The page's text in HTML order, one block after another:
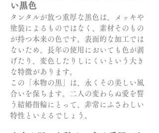
い黒色
タンタルが放つ重厚な黒色は、メッキや
塗装によるものではなく、素材そのもの
が持つ本来の色です。表面的な加工では
ないため、長年の使用においても色が剥
げたり、変色したりしにくいという大き
な特徴があります。
この「本物の黒」は、永くその美しい風
合いを保ちます。二人の変わらぬ愛を誓
う結婚指輪にとって、非常にふさわしい
特性といえるでしょう。